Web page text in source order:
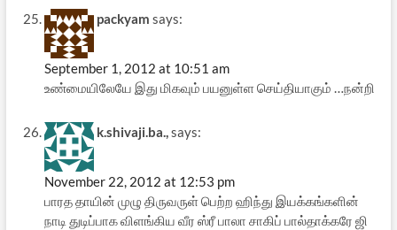
packyam says:
September 1, 2012 at 10:51 am
உண்மையிலேயே இது மிகவும் பயனுள்ள செய்தியாகும் …நன்றி
k.shivaji.ba.,says:
November 22, 2012 at 12:53 pm
பாரத தாயின் முழு திருவருள் பெற்ற ஹிந்து இயக்கங்களின்
நாடி துடிப்பாக விளங்கிய வீர ஸ்ரீ பாலா சாகிப் பால்தாக்கரே ஜி